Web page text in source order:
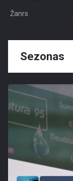
Žanrs
Sezonas